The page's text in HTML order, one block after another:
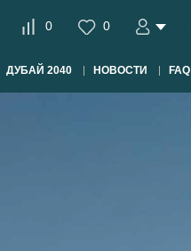
0 0
ДУБАЙ 2040 НОВОСТИ FAQ